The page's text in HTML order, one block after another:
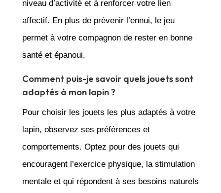
niveau d’activité et à renforcer votre lien
affectif. En plus de prévenir l’ennui, le jeu
permet à votre compagnon de rester en bonne
santé et épanoui.
Comment puis-je savoir quels jouets sont
adaptés à mon lapin ?
Pour choisir les jouets les plus adaptés à votre
lapin, observez ses préférences et
comportements. Optez pour des jouets qui
encouragent l’exercice physique, la stimulation
mentale et qui répondent à ses besoins naturels